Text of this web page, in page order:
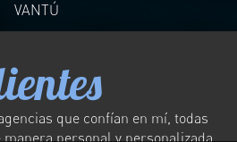
VANTÚ
que confían en mí, todas
personal y personalizada